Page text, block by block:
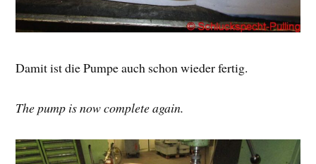
Damit ist die Pumpe auch schon wieder fertig.
The pump is now complete again.